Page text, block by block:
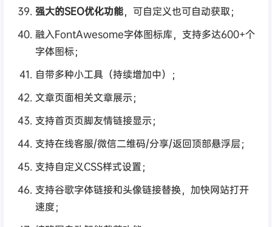
强大的SEO优化功能，可自定义也可自动获取；
融入FontAwesome字体图标库，支持多达600+个
字体图标；
自带多种小工具（持续增加中）；
文章页面相关文章展示；
支持首页页脚友情链接显示；
支持在线客服/微信二维码/分享/返回顶部悬浮层；
支持自定义CSS样式设置；
支持谷歌字体链接和头像链接替换，加快网站打开
速度；